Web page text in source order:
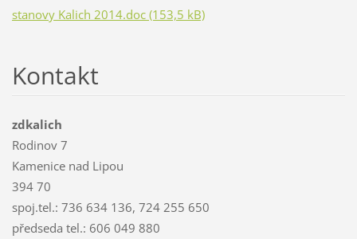
stanovy Kalich 2014.doc (153,5 kB)
Kontakt
zdkalich
Rodinov 7
Kamenice nad Lipou
394 70
spoj.tel.: 736 634 136, 724 255 650
předseda tel.: 606 049 880